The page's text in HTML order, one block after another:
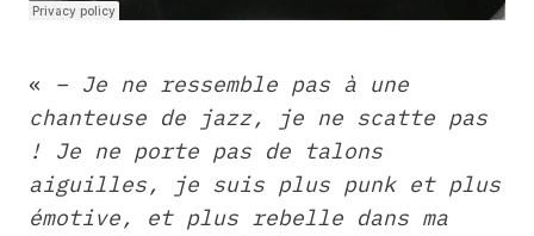
« – Je ne ressemble pas à une
chanteuse de jazz, je ne scatte pas
! Je ne porte pas de talons
aiguilles, je suis plus punk et plus
émotive, et plus rebelle dans ma